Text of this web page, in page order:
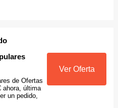
de Ofertas
ahora, última
un pedido,
Ver Oferta